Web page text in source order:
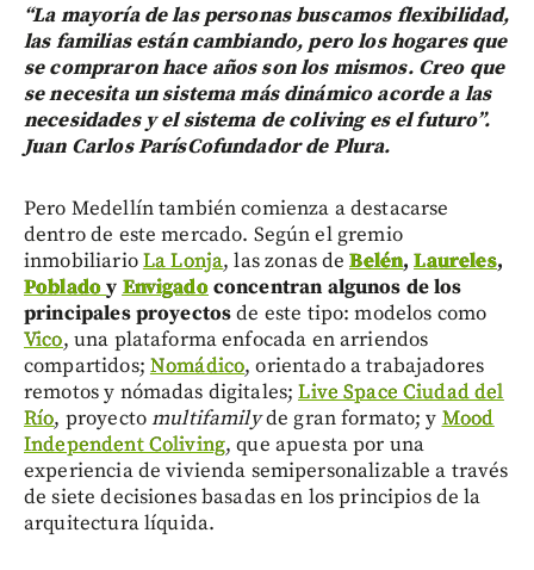
“La mayoría de las personas buscamos flexibilidad,
las familias están cambiando, pero los hogares que
se compraron hace años son los mismos. Creo que
se necesita un sistema más dinámico acorde a las
necesidades y el sistema de coliving es el futuro”.
Juan Carlos ParísCofundador de Plura.
Pero Medellín también comienza a destacarse
dentro de este mercado. Según el gremio
inmobiliarioLa Lonja, las zonas de Belén,Laureles,
Pobladoy Envigadoconcentran algunos de los
principales proyectosde este tipo: modelos como
Vico, una plataforma enfocada en arriendos
compartidos; Nomádico, orientado a trabajadores
remotos y nómadas digitales;Live Space Ciudad del
Río, proyectomultifamilyde gran formato; y Mood
Independent Coliving, que apuesta por una
experiencia de vivienda semipersonalizable a través
de siete decisiones basadas en los principios de la
arquitectura líquida.